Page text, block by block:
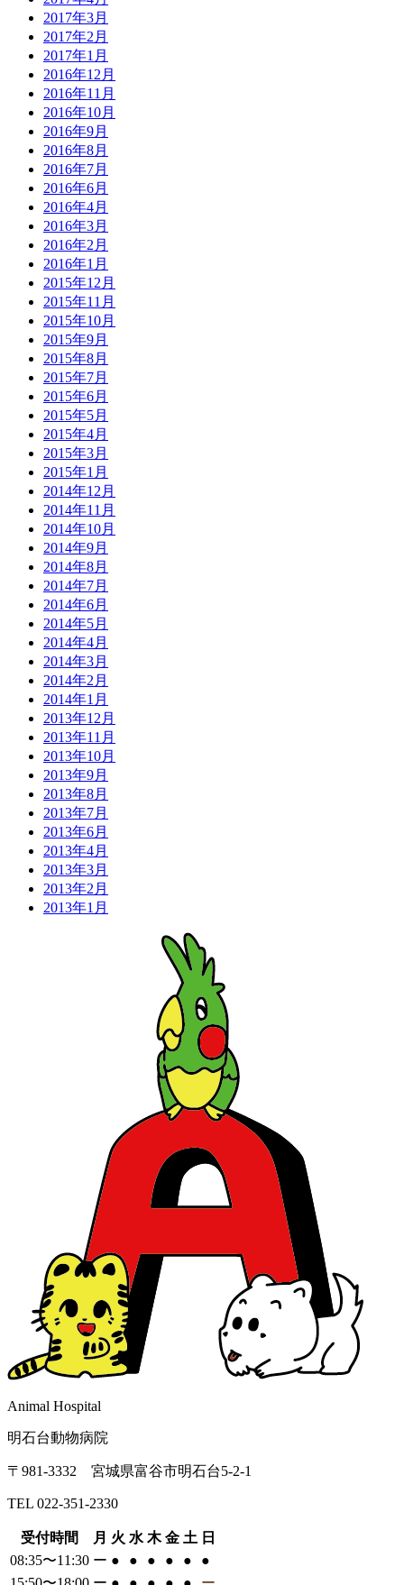
2017年3月
2017年2月
2017年1月
2016年12月
2016年11月
2016年10月
2016年9月
2016年8月
2016年7月
2016年6月
2016年4月
2016年3月
2016年2月
2016年1月
2015年12月
2015年11月
2015年10月
2015年9月
2015年8月
2015年7月
2015年6月
2015年5月
2015年4月
2015年3月
2015年1月
2014年12月
2014年11月
2014年10月
2014年9月
2014年8月
2014年7月
2014年6月
2014年5月
2014年4月
2014年3月
2014年2月
2014年1月
2013年12月
2013年11月
2013年10月
2013年9月
2013年8月
2013年7月
2013年6月
2013年4月
2013年3月
2013年2月
2013年1月
Animal Hospital
明石台動物病院
〒981-3332 宮城県富谷市明石台5-2-1
TEL 022-351-2330
受付時間 月 火 水 木 金 土 日
08:35〜11:30 ー ● ● ● ● ●
●